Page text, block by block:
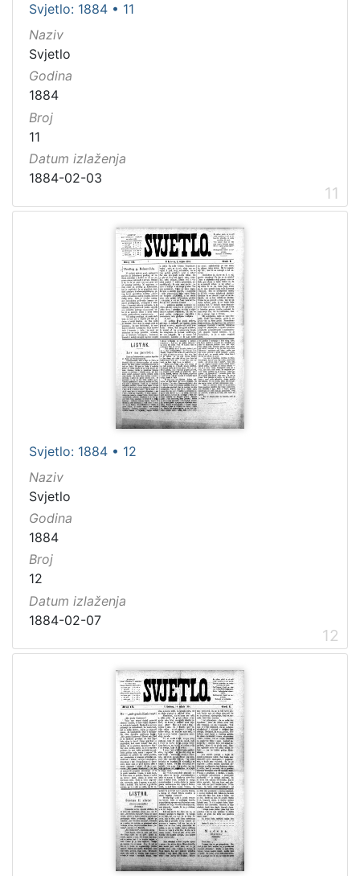
Svjetlo: 1884 • 11
Naziv
Svjetlo
Godina
1884
Broj
11
Datum izlaženja
1884-02-03
11
Svjetlo: 1884 • 12
Naziv
Svjetlo
Godina
1884
Broj
12
Datum izlaženja
1884-02-07
12